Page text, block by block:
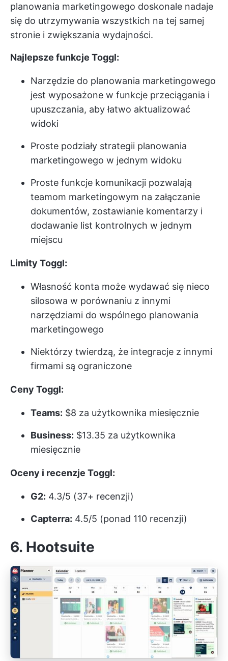
planowania marketingowego doskonale nadaje
się do utrzymywania wszystkich na tej samej
stronie i zwiększania wydajności.
Najlepsze funkcje Toggl:
Narzędzie do planowania marketingowego
jest wyposażone w funkcje przeciągania i
upuszczania, aby łatwo aktualizować
widoki
Proste podziały strategii planowania
marketingowego w jednym widoku
Proste funkcje komunikacji pozwalają
teamom marketingowym na załączanie
dokumentów, zostawianie komentarzy i
dodawanie list kontrolnych w jednym
miejscu
Limity Toggl:
Własność konta może wydawać się nieco
silosowa w porównaniu z innymi
narzędziami do wspólnego planowania
marketingowego
Niektórzy twierdzą, że integracje z innymi
firmami są ograniczone
Ceny Toggl:
Teams: $8 za użytkownika miesięcznie
Business: $13.35 za użytkownika
miesięcznie
Oceny i recenzje Toggl:
G2: 4.3/5 (37+ recenzji)
Capterra: 4.5/5 (ponad 110 recenzji)
6. Hootsuite